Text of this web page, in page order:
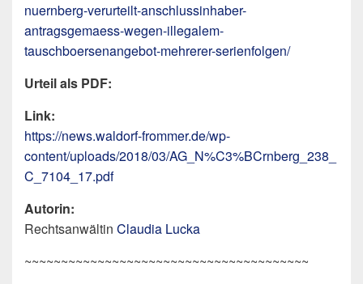
nuernberg-verurteilt-anschlussinhaber-
antragsgemaess-wegen-illegalem-
tauschboersenangebot-mehrerer-serienfolgen/
Urteil als PDF:
Link:
https://news.waldorf-frommer.de/wp-
content/uploads/2018/03/AG_N%C3%BCrnberg_238_
C_7104_17.pdf
Autorin:
Rechtsanwältin Claudia Lucka
~~~~~~~~~~~~~~~~~~~~~~~~~~~~~~~~~~~~~~~